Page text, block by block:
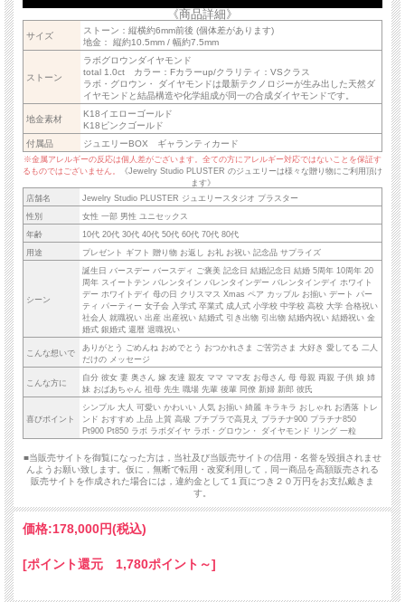
《商品詳細》
サイズ
ストーン：縦横約6mm前後 (個体差があります)
地金： 縦約10.5mm / 幅約7.5mm
ストーン
ラボグロウンダイヤモンド
total 1.0ct カラー：Fカラーup/クラリティ：VSクラス
ラボ・グロウン・ ダイヤモンドは最新テクノロジーが生み出した天然ダ
イヤモンドと結晶構造や化学組成が同一の合成ダイヤモンドです。
地金素材
K18イエローゴールド
K18ピンクゴールド
付属品
ジュエリーBOX ギャランティカード
※金属アレルギーの反応は個人差がございます。全ての方にアレルギー対応ではないことを保証す
るものではございません。
《Jewelry Studio PLUSTER のジュエリーは様々な贈り物にご利用頂け
ます》
店舗名
Jewelry Studio PLUSTER ジュエリースタジオ プラスター
性別
女性 一部 男性 ユニセックス
年齢
10代 20代 30代 40代 50代 60代 70代 80代
用途
プレゼント ギフト 贈り物 お返し お礼 お祝い 記念品 サプライズ
シーン
誕生日 バースデー バースディ ご褒美 記念日 結婚記念日 結婚 5周年 10周年 20
周年 スイートテン バレンタイン バレンタインデー バレンタインデイ ホワイト
デー ホワイトデイ 母の日 クリスマス Xmas ペア カップル お揃い デート パー
ティ パーティー 女子会 入学式 卒業式 成人式 小学校 中学校 高校 大学 合格祝い
社会人 就職祝い 出産 出産祝い 結婚式 引き出物 引出物 結婚内祝い 結婚祝い 金
婚式 銀婚式 還暦 退職祝い
こんな想いで
ありがとう ごめんね おめでとう おつかれさま ご苦労さま 大好き 愛してる 二人
だけの メッセージ
こんな方に
自分 彼女 妻 奥さん 嫁 友達 親友 ママ ママ友 お母さん 母 母親 両親 子供 娘 姉
妹 おばあちゃん 祖母 先生 職場 先輩 後輩 同僚 新婦 新郎 彼氏
喜びポイント
シンプル 大人 可愛い かわいい 人気 お揃い 綺麗 キラキラ おしゃれ お洒落 トレ
ンド おすすめ 上品 上質 高級 プチプラで高見え プラチナ900 プラチナ850
Pt900 Pt850 ラボ ラボダイヤ ラボ・グロウン・ ダイヤモンド リング 一粒
■当販売サイトを御覧になった方は，当社及び当販売サイトの信用・名誉を毀損されませ
んようお願い致します。仮に，無断で転用・改変利用して，同一商品を高額販売される
販売サイトを作成された場合には，違約金として１頁につき２０万円をお支払戴きま
す。
価格:178,000円(税込)
[ポイント還元 1,780ポイント～]